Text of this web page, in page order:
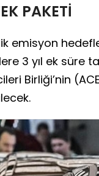
PAKETİ
emisyon
3 yıl ek süre
Birliği’nin